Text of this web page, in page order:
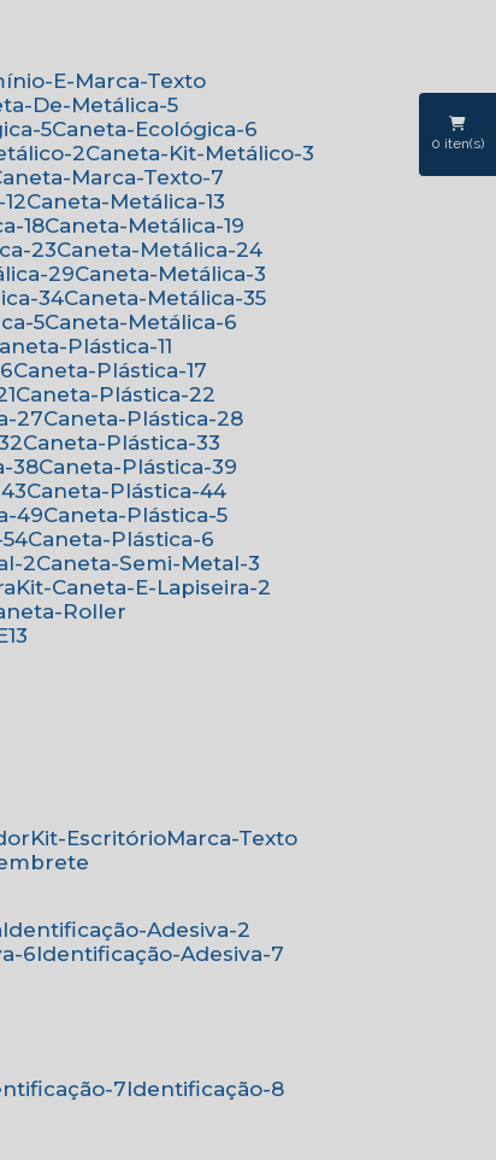
E-Marca-Texto
De-Metálica-5
5
Caneta-Ecológica-6
2
Caneta-Kit-Metálico-3
Caneta-Marca-Texto-7
Caneta-Metálica-13
18
Caneta-Metálica-19
23
Caneta-Metálica-24
29
Caneta-Metálica-3
34
Caneta-Metálica-35
5
Caneta-Metálica-6
Caneta-Plástica-11
Caneta-Plástica-17
Caneta-Plástica-22
27
Caneta-Plástica-28
Caneta-Plástica-33
38
Caneta-Plástica-39
Caneta-Plástica-44
49
Caneta-Plástica-5
Caneta-Plástica-6
2
Caneta-Semi-Metal-3
Kit-Caneta-E-Lapiseira-2
Roller
Kit-Escritório
Marca-Texto
Identificação-Adesiva-2
6 Identificação-Adesiva-7
7 Identificação-8
0 iten(s)